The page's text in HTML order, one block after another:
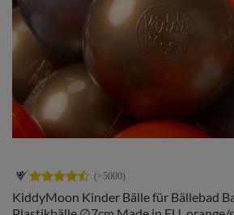
KiddyMoon Kinder Bälle für Bällebad